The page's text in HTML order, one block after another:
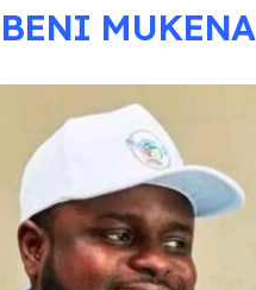
BENI MUKENA